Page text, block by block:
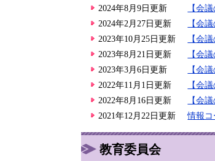
2024年8月9日更新
【会
2024年2月27日更新
【会
2023年10月25日更新
【会
2023年8月21日更新
【会
2023年3月6日更新
【会
2022年11月1日更新
【会
2022年8月16日更新
【会
2021年12月22日更新
情報
教育委員会